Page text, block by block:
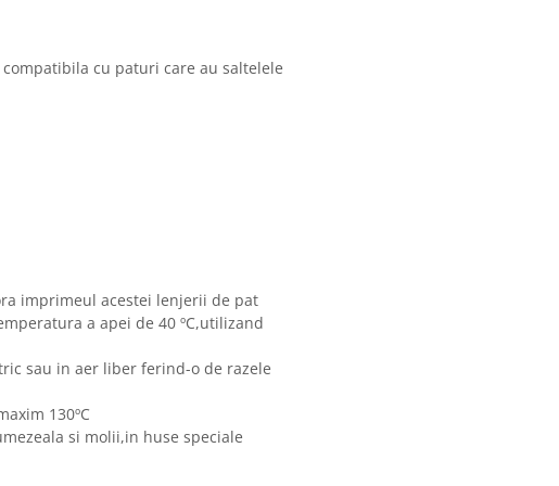
cu paturi care au saltelele
imprimeul acestei lenjerii de pat
a apei de 40 ºC,utilizand
sau in aer liber ferind-o de razele
130ºC
si molii,in huse speciale